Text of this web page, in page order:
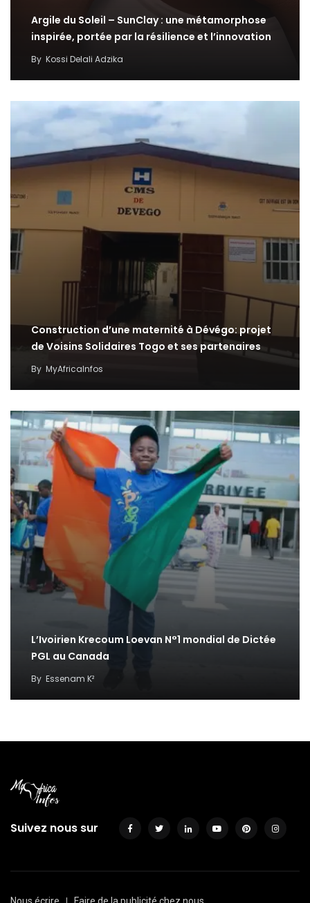
Argile du Soleil – SunClay : une métamorphose
inspirée, portée par la résilience et l’innovation
By Kossi Delali Adzika
Construction d’une maternité à Dévégo: projet
de Voisins Solidaires Togo et ses partenaires
By MyAfricaInfos
L’Ivoirien Krecoum Loevan N°1 mondial de Dictée
PGL au Canada
By Essenam K²
Suivez nous sur